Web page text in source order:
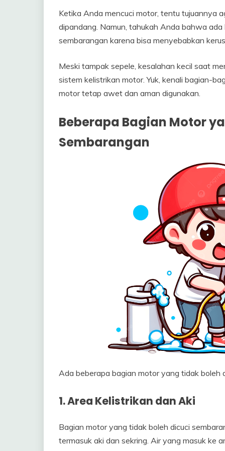
Ketika Anda mencuci motor, tentu tujuannya
dipandang. Namun, tahukah Anda bahwa
sembarangan karena bisa menyebabkan
Meski tampak sepele, kesalahan kecil saat
sistem kelistrikan motor. Yuk, kenali bagian-
motor tetap awet dan aman digunakan.
Beberapa Bagian Motor
Sembarangan
Ada beberapa bagian motor yang tidak boleh
1. Area Kelistrikan dan Aki
Bagian motor yang tidak boleh dicuci
termasuk aki dan sekring. Air yang masuk ke